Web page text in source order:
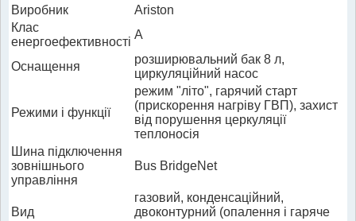
Виробник
Ariston
Клас
енергоефективності
A
Оснащення
розширювальний бак 8 л,
циркуляційний насос
Режими і функції
режим "літо", гарячий старт
(прискорення нагріву ГВП), захист
від порушення церкуляції
теплоносія
Шина підключення
зовнішнього
управління
Bus BridgeNet
Вид
газовий, конденсаційний,
двоконтурний (опалення і гаряче